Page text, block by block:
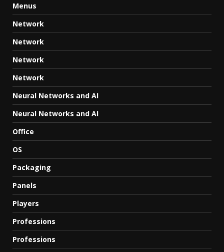
Menus
Network
Network
Network
Network
Neural Networks and AI
Neural Networks and AI
Office
OS
Packaging
Panels
Players
Professions
Professions